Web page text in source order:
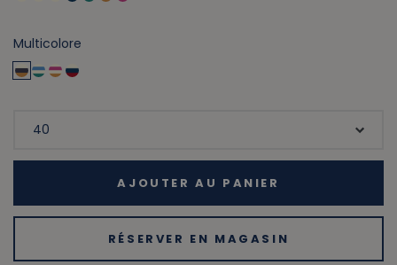
Multicolore
AJOUTER AU PANIER
RÉSERVER EN MAGASIN